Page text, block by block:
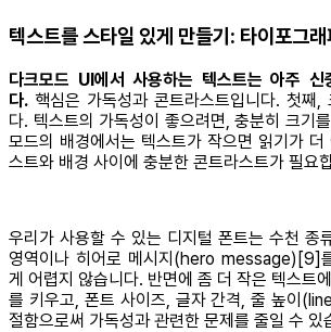
텍스트를 스타일 있게 만들기: 타이포그래
다크모드 UI에서 사용하는 텍스트는 아주 신
다. 핵심은 가독성과 콘트라스트입니다. 첫째,
다. 텍스트의 가독성이 좋으려면, 충분히 크기
모드의 배경에서는 텍스트가 작으면 읽기가
스트와 배경 사이에 충분한 콘트라스트가 필요
우리가 사용할 수 있는 디지털 폰트는 수천 종
영역이나 히어로 메시지(hero message)[9]
게 어렵지 않습니다. 반면에 좀 더 작은 텍스트
를 키우고, 폰트 사이즈, 글자 간격, 줄 높이
절함으로써 가독성과 관련한 문제를 줄일 수 있